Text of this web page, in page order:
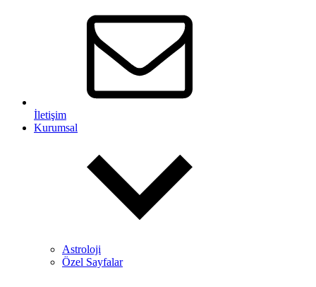
İletişim
Kurumsal
Astroloji
Özel Sayfalar